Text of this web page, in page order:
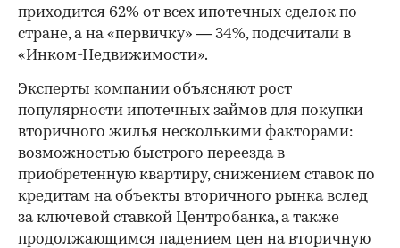
приходится 62% от всех ипотечных сделок по
стране, а на «первичку» — 34%, подсчитали в
«Инком-Недвижимости».
Эксперты компании объясняют рост
популярности ипотечных займов для покупки
вторичного жилья несколькими факторами:
возможностью быстрого переезда в
приобретенную квартиру, снижением ставок по
кредитам на объекты вторичного рынка вслед
за ключевой ставкой Центробанка, а также
продолжающимся падением цен на вторичную